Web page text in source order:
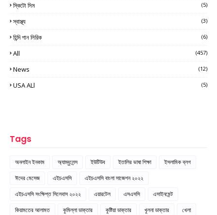
স্কিটো সিম (5)
স্বাস্থ্য (3)
হিন্দি গান লিরিক (6)
All (457)
News (12)
USA ALl (5)
Tags
অনলাইন ইনকাম অ্যাম্বুলেন্স ইউটিউব ইতালির ভাষা শিক্ষা
ইসলামিক ব্লগ
ঈদের মেসেজ
এইচএসসি
এইচএসসি বাংলা সাজেশন ২০২২
এইচএসসি সংক্ষিপ্ত সিলেবাস ২০২২
এয়ারটেল এসএসসি
এসাইনমেন্ট
কিয়ামতের আলামত
কুমিল্লা ডাক্তার কুষ্টিয়া ডাক্তার খুলনা ডাক্তার
খেলা